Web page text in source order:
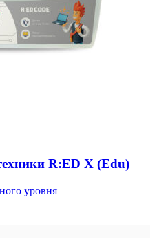
R:ED X (Edu)
уровня